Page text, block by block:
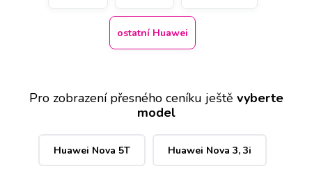
ostatní Huawei
Pro zobrazení přesného ceníku ještě vyberte
model
Huawei Nova 5T Huawei Nova 3, 3i